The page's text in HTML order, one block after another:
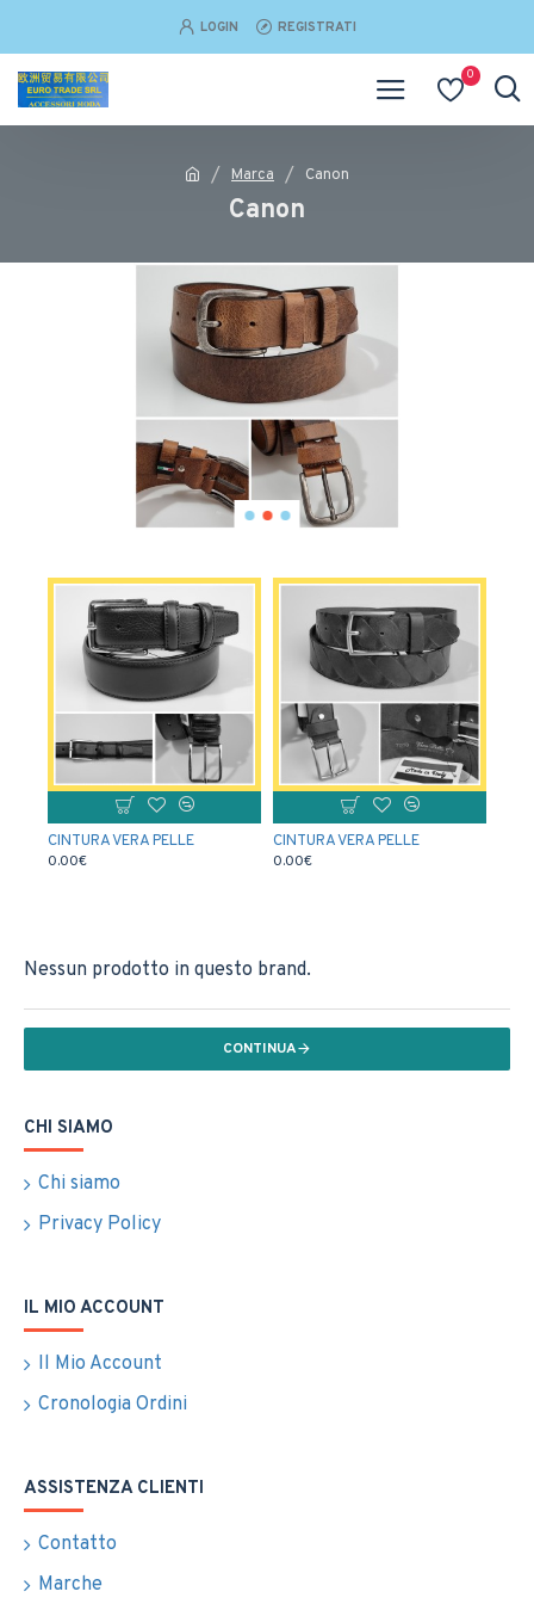
LOGIN REGISTRATI
0
Marca Canon
Canon
CINTURA VERA PELLE
0.00€
CINTURA VERA PELLE
0.00€
Nessun prodotto in questo brand.
CONTINUA
CHI SIAMO
Chi siamo
Privacy Policy
IL MIO ACCOUNT
Il Mio Account
Cronologia Ordini
ASSISTENZA CLIENTI
Contatto
Marche